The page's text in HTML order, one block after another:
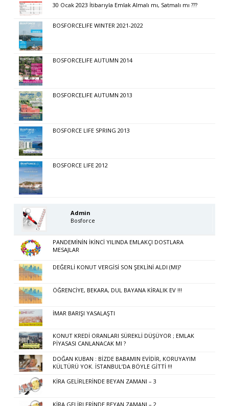
30 Ocak 2023 İtibarıyla Emlak Almalı mı, Satmalı mı ???
BOSFORCELIFE WINTER 2021-2022
BOSFORCELIFE AUTUMN 2014
BOSFORCELIFE AUTUMN 2013
BOSFORCE LIFE SPRING 2013
BOSFORCE LIFE 2012
Admin
Bosforce
PANDEMİNİN İKİNCİ YILINDA EMLAKÇI DOSTLARA
MESAJLAR
DEĞERLİ KONUT VERGİSİ SON ŞEKLİNİ ALDI (MI)?
ÖĞRENCİYE, BEKARA, DUL BAYANA KİRALIK EV !!!
İMAR BARIŞI YASALAŞTI
KONUT KREDİ ORANLARI SÜREKLİ DÜŞÜYOR ; EMLAK
PİYASASI CANLANACAK MI ?
DOĞAN KUBAN : BİZDE BABAMIN EVİDİR, KORUYAYIM
KÜLTÜRÜ YOK. İSTANBUL’DA BÖYLE GİTTİ !!!
KİRA GELİRLERİNDE BEYAN ZAMANI – 3
KİRA GELİRLERİNDE BEYAN ZAMANI – 2